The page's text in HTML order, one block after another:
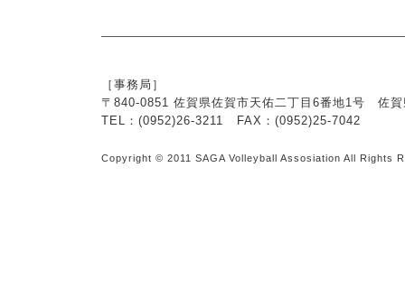
［事務局］
〒840-0851 佐賀県佐賀市天佑二丁目6番地1号 佐
TEL：(0952)26-3211 FAX：(0952)25-7042
Copyright © 2011 SAGA Volleyball Assosiation All Rights